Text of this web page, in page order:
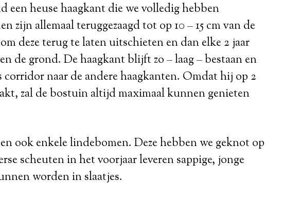
een heuse haagkant die we volledig hebben
zijn allemaal teruggezaagd tot op 10 – 15 cm van de
deze terug te laten uitschieten en dan elke 2 jaar
de grond. De haagkant blijft zo – laag – bestaan en
naar de andere haagkanten. Omdat hij op 2
zal de bostuin altijd maximaal kunnen genieten
ook enkele lindebomen. Deze hebben we geknot op
scheuten in het voorjaar leveren sappige, jonge
worden in slaatjes.